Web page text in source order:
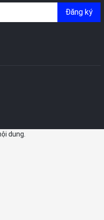
yêu thích. Hiện nay siêu
tại Xoăn Store với giá tốt
Đăng ký
dung.